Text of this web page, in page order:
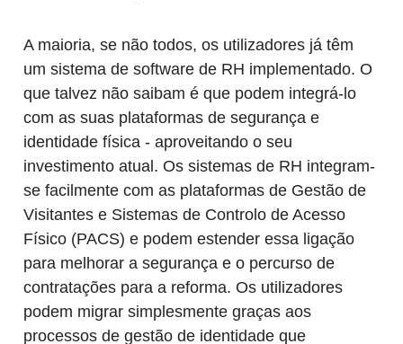
A maioria, se não todos, os utilizadores já têm
um sistema de software de RH implementado. O
que talvez não saibam é que podem integrá-lo
com as suas plataformas de segurança e
identidade física - aproveitando o seu
investimento atual. Os sistemas de RH integram-
se facilmente com as plataformas de Gestão de
Visitantes e Sistemas de Controlo de Acesso
Físico (PACS) e podem estender essa ligação
para melhorar a segurança e o percurso de
contratações para a reforma. Os utilizadores
podem migrar simplesmente graças aos
processos de gestão de identidade que